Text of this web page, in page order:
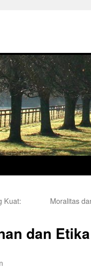
Kuat:
Moralitas
dan